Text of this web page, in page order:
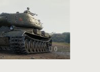
0